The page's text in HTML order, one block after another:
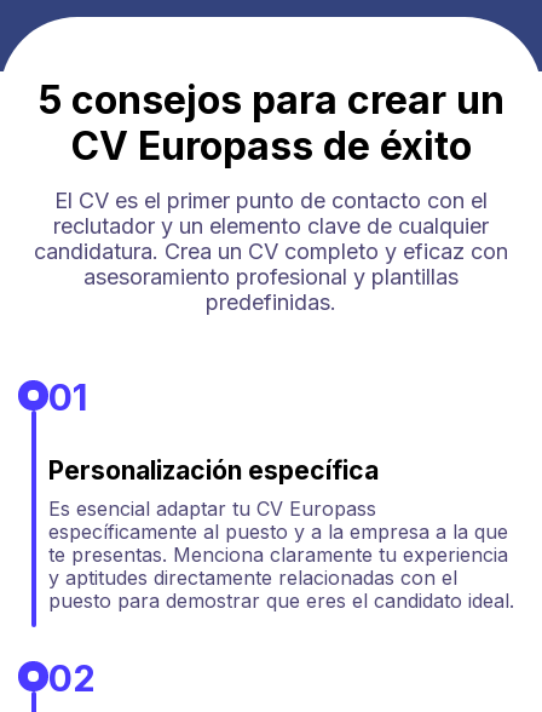
5 consejos para crear un
CV Europass de éxito
El CV es el primer punto de contacto con el
reclutador y un elemento clave de cualquier
candidatura. Crea un CV completo y eficaz con
asesoramiento profesional y plantillas
predefinidas.
01
Personalización específica
Es esencial adaptar tu CV Europass
específicamente al puesto y a la empresa a la que
te presentas. Menciona claramente tu experiencia
y aptitudes directamente relacionadas con el
puesto para demostrar que eres el candidato ideal.
02